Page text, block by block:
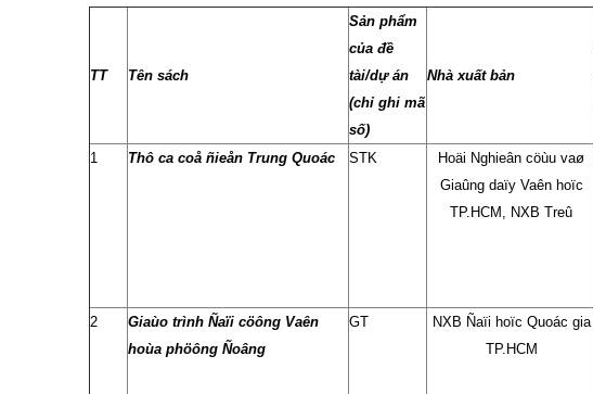
TT Tên sách
Sản phẩm
của đề
tài/dự án
(chỉ ghi mã
số)
Nhà xuất bản
1 Thô ca coå ñieån Trung Quoác STK
Hoäi Nghieân cöùu vaø
Giaûng daïy Vaên hoïc
TP.HCM, NXB Treû
2
Giaùo trình Ñaïi cöông Vaên
hoùa phöông Ñoâng
GT
NXB Ñaïi hoïc Quoác gia
TP.HCM